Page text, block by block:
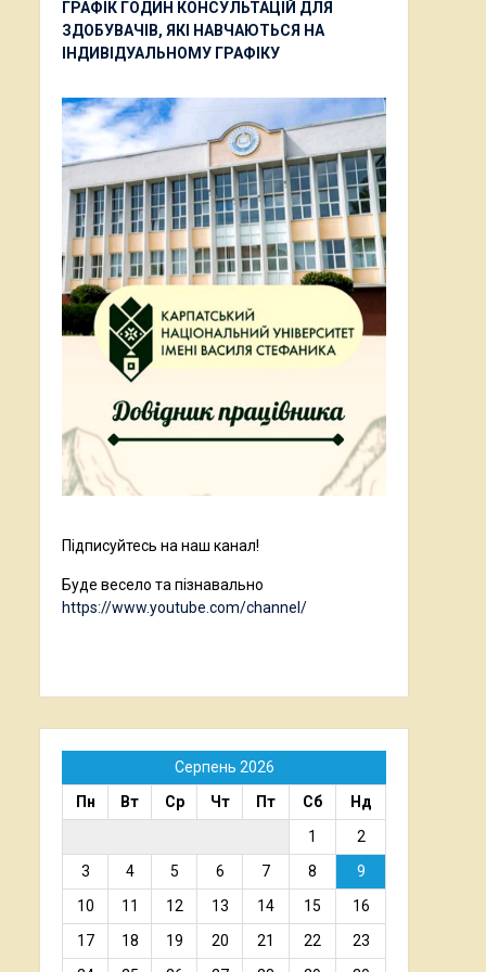
ГРАФІК ГОДИН КОНСУЛЬТАЦІЙ ДЛЯ
ЗДОБУВАЧІВ, ЯКІ НАВЧАЮТЬСЯ НА
ІНДИВІДУАЛЬНОМУ ГРАФІКУ
Підписуйтесь на наш канал!
Буде весело та пізнавально
https://www.youtube.com/channel/
Серпень 2026
Пн
Вт Ср Чт Пт Сб
Нд
1
2
3
4 5 6 7 8
9
10
11 12 13 14 15
16
17
18 19 20 21 22
23